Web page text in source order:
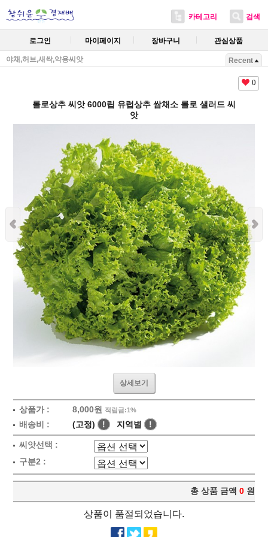
카테고리 검색
로그인 마이페이지 장바구니 관심상품
야채,허브,새싹,약용씨앗 Recent
0
롤로상추 씨앗 6000립 유럽상추 쌈채소 롤로 샐러드 씨
앗
상세보기
상품가 : 8,000원 적립금:1%
배송비 : (고정) ! 지역별 !
씨앗선택 :
구분2 :
총 상품 금액 0 원
상품이 품절되었습니다.